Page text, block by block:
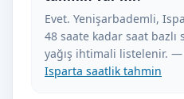
Evet. Yenişarbademli,
48 saate kadar saat bazlı
yağış ihtimali listelenir. —
Isparta saatlik tahmin